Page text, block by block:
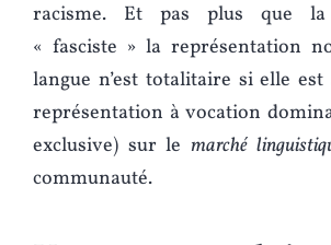
racisme. Et pas plus que la
« fasciste » la représentation
langue n’est totalitaire si elle
représentation à vocation
exclusive) sur le marché
communauté.